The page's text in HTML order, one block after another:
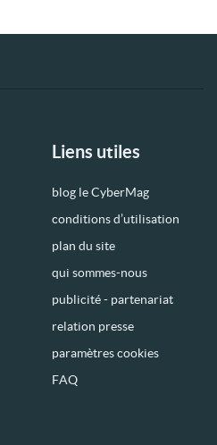
Liens utiles
blog le CyberMag
conditions d’utilisation
plan du site
qui sommes-nous
publicité - partenariat
relation presse
paramètres cookies
FAQ